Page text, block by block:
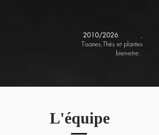
2010/2026
,
Tisanes,Thés et plantes
bien-etre.
L'équipe